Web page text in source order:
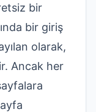
bir
bir giriş
olarak,
Ancak her